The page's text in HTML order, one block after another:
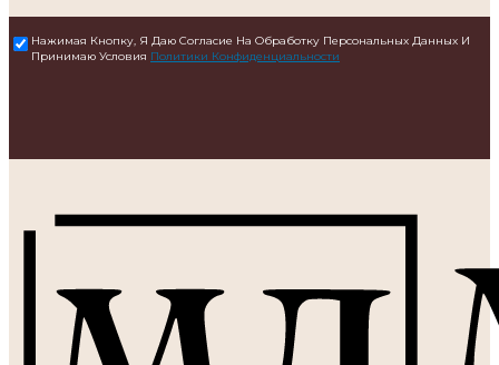
Нажимая Кнопку, Я Даю Согласие На Обработку Персональных Данных И
Принимаю Условия Политики Конфиденциальности